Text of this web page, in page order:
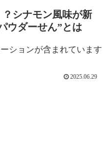
シナモン風味が新
ウダーせん”とは
ションが含まれています
2025.06.29